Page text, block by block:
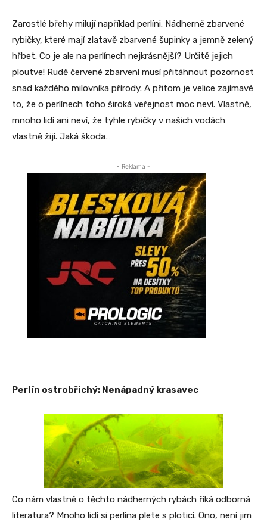
Zarostlé břehy milují například perlíni. Nádherně zbarvené
rybičky, které mají zlatavě zbarvené šupinky a jemně zelený
hřbet. Co je ale na perlínech nejkrásnější? Určitě jejich
ploutve! Rudě červené zbarvení musí přitáhnout pozornost
snad každého milovníka přírody. A přitom je velice zajímavé
to, že o perlínech toho široká veřejnost moc neví. Vlastně,
mnoho lidí ani neví, že tyhle rybičky v našich vodách
vlastně žijí. Jaká škoda…
- Reklama -
Perlín ostrobřichý: Nenápadný krasavec
Co nám vlastně o těchto nádherných rybách říká odborná
literatura? Mnoho lidí si perlína plete s ploticí. Ono, není jim